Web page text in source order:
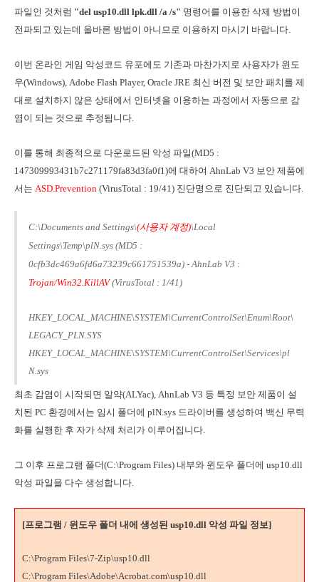
파일인 것처럼 "del usp10.dll lpk.dll /a /s" 명령어를 이용한 삭제 방법이
전파되고 있는데 올바른 방법이 아니므로 이용하지 마시기 바랍니다.
이번 온라인 게임 악성코드 유포에도 기존과 마찬가지로 사용자가 윈도
우(Windows), Adobe Flash Player, Oracle JRE 최신 버전 및 보안 패치를 제
대로 설치하지 않은 상태에서 인터넷을 이용하는 과정에서 자동으로 감
염이 되는 것으로 추정됩니다.
이를 통해 최종적으로 다운로드된 악성 파일(MD5 :
147309993431b7c271179fa83d3fa0f1)에 대하여 AhnLab V3 보안 제품에
서는 ASD.Prevention (VirusTotal : 19/41) 진단명으로 진단되고 있습니다.
C:\Documents and Settings\(사용자 계정)\Local
Settings\Temp\plN.sys (MD5 :
0cfb3dc469a6fd6a73239c661751539a) - AhnLab V3 :
Trojan/Win32.KillAV(VirusTotal : 1/41)
HKEY_LOCAL_MACHINE\SYSTEM\CurrentControlSet\Enum\Root\
LEGACY_PLN.SYS
HKEY_LOCAL_MACHINE\SYSTEM\CurrentControlSet\Services\pl
N.sys
최초 감염이 시작되면 알약(ALYac), AhnLab V3 등 특정 보안 제품이 설
치된 PC 환경에서는 임시 폴더에 plN.sys 드라이버를 생성하여 백신 무력
화를 실행한 후 자가 삭제 처리가 이루어집니다.
그 이후 프로그램 폴더(C:\Program Files) 내부와 윈도우 폴더에 usp10.dll
악성 파일을 다수 생성합니다.
[프로그램 / 윈도우 폴더 내에 생성된 usp10.dll 악성 파일 정보]
C:\Program Files\7-Zip\usp10.dll
C:\Program Files\Adobe\Acrobat.com\usp10.dll